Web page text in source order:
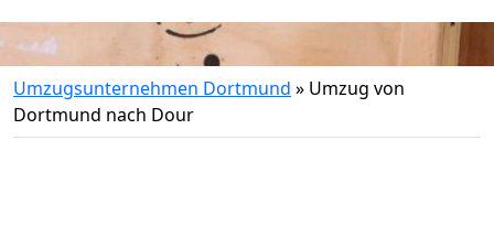
Umzugsunternehmen Dortmund » Umzug von
Dortmund nach Dour